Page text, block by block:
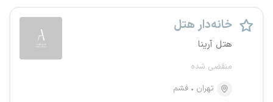
خانه‌دار هتل
هتل آرینا
منقضی شده
تهران
فشم